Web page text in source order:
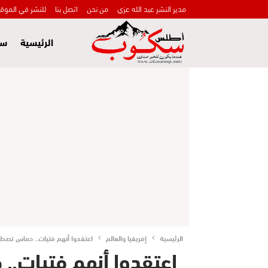
مدير النشر عبد الله عزي من نحن اتصل بنا للنشر في
الرئيسية
الرئيسية إفريقيا والعالم اعتقدوا أنهم فتيات.. حماس
اعتقدوا أنهم